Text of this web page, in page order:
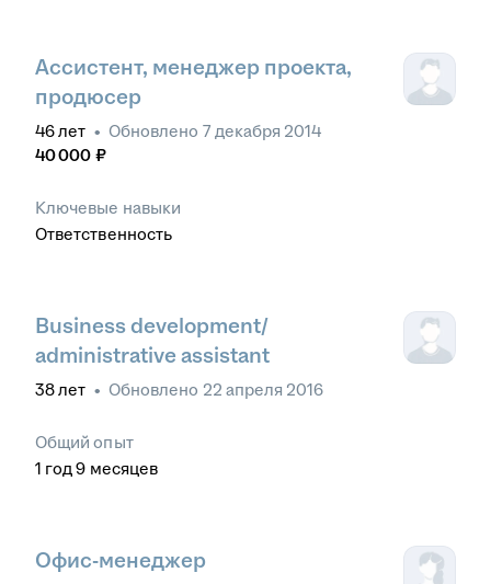
Ассистент, менеджер проекта,
продюсер
46лет • Обновлено 7 декабря 2014
40 000 ₽
Ключевые навыки
Ответственность
Business development/
administrative assistant
38лет • Обновлено 22 апреля 2016
Общий опыт
1 год 9 месяцев
Офис-менеджер